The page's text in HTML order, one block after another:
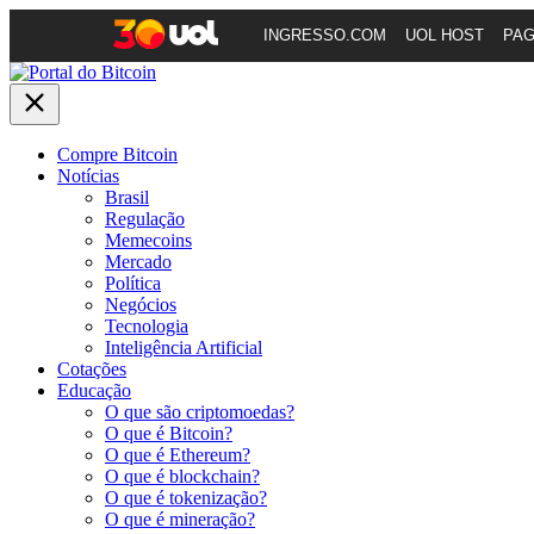
INGRESSO.COM UOL HOST
Compre Bitcoin
Notícias
Brasil
Regulação
Memecoins
Mercado
Política
Negócios
Tecnologia
Inteligência Artificial
Cotações
Educação
O que são criptomoedas?
O que é Bitcoin?
O que é Ethereum?
O que é blockchain?
O que é tokenização?
O que é mineração?